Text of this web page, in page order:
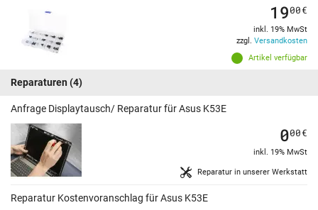
Artikel verfügbar
1900€
inkl. 19% MwSt
zzgl. Versandkosten
Reparaturen (4)
Anfrage Displaytausch/ Reparatur für Asus K53E
Reparatur in unserer Werkstatt
000€
inkl. 19% MwSt
Reparatur Kostenvoranschlag für Asus K53E